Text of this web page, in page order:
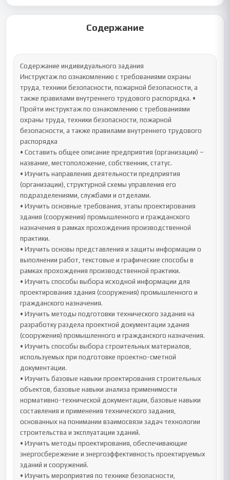
Содержание
Содержание индивидуального задания
Инструктаж по ознакомлению с требованиями охраны
труда, техники безопасности, пожарной безопасности, а
также правилами внутреннего трудового распорядка. •
Пройти инструктаж по ознакомлению с требованиями
охраны труда, техники безопасности, пожарной
безопасности, а также правилами внутреннего трудового
распорядка
• Составить общее описание предприятия (организации) –
название, местоположение, собственник, статус.
• Изучить направления деятельности предприятия
(организации), структурной схемы управления его
подразделениями, службами и отделами.
• Изучить основные требования, этапы проектирования
здания (сооружения) промышленного и гражданского
назначения в рамках прохождения производственной
практики.
• Изучить основы представления и защиты информации о
выполнении работ, текстовые и графические способы в
рамках прохождения производственной практики.
• Изучить способы выбора исходной информации для
проектирования здания (сооружения) промышленного и
гражданского назначения.
• Изучить методы подготовки технического задания на
разработку раздела проектной документации здания
(сооружения) промышленного и гражданского назначения.
• Изучить способы выбора строительных материалов,
используемых при подготовке проектно-сметной
документации.
• Изучить базовые навыки проектирования строительных
объектов, базовые навыки анализа применимости
нормативно-технической документации, базовые навыки
составления и применения технического задания,
основанных на понимании взаимосвязи задач технологии
строительства и эксплуатации зданий.
• Изучить методы проектирования, обеспечивающие
энергосбережение и энергоэффективность проектируемых
зданий и сооружений.
• Изучить мероприятия по технике безопасности,